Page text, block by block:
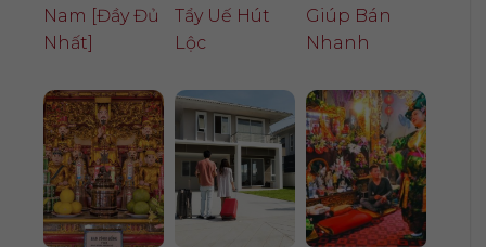
Nam [Đầy Đủ
Nhất]
Tẩy Uế Hút
Lộc
Giúp Bán
Nhanh